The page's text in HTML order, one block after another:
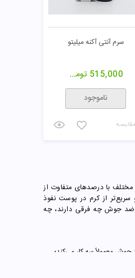
سرم آنتی آکنه میلیتو
515,000 تومان
ناموجود
مقایسـه
مختلف با درصدهای متفاوت از
از کرم در پوست نفوذ
ضد جوش چه فرقی دارند، چه
معمولاً سه کار می‌کند؛